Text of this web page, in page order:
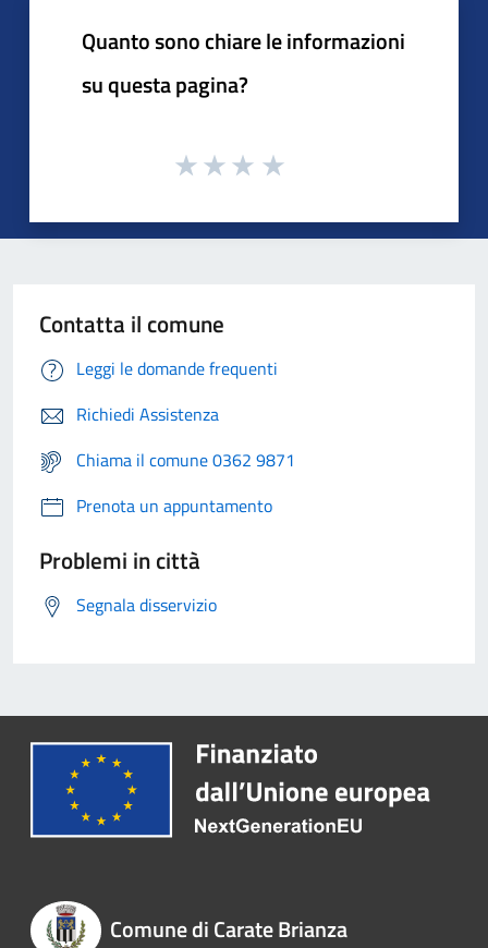
Quanto sono chiare le informazioni
su questa pagina?
Contatta il comune
Leggi le domande frequenti
Richiedi Assistenza
Chiama il comune 0362 9871
Prenota un appuntamento
Problemi in città
Segnala disservizio
Comune di Carate Brianza